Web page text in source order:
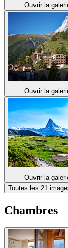
Ouvrir la
Ouvrir la
Ouvrir la
Toutes les 21
Chambres